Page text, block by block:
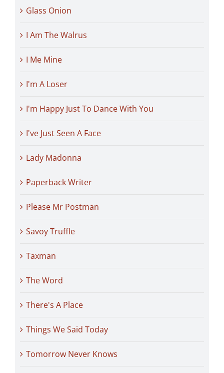
Glass Onion
I Am The Walrus
I Me Mine
I'm A Loser
I'm Happy Just To Dance With You
I've Just Seen A Face
Lady Madonna
Paperback Writer
Please Mr Postman
Savoy Truffle
Taxman
The Word
There's A Place
Things We Said Today
Tomorrow Never Knows